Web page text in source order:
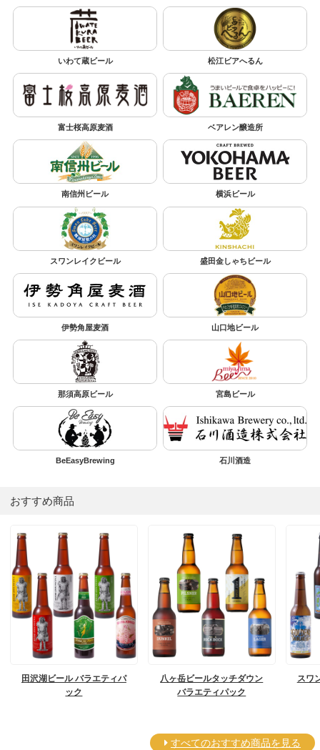
いわて蔵ビール 松江ビアへるん
富士桜高原麦酒 ベアレン醸造所
南信州ビール 横浜ビール
スワンレイクビール 盛田金しゃちビール
伊勢角屋麦酒 山口地ビール
那須高原ビール 宮島ビール
BeEasyBrewing 石川酒造
おすすめ商品
田沢湖ビール バラエティパ
ック
八ヶ岳ビールタッチダウン
バラエティパック
スワ
すべてのおすすめ商品を見る